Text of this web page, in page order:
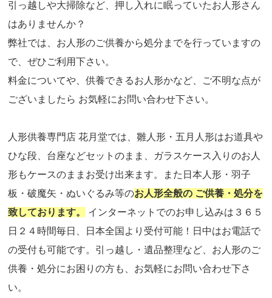
引っ越しや大掃除など、押し入れに眠っていたお人形さん
はありませんか？
弊社では、お人形のご供養から処分までを行っていますの
で、ぜひご利用下さい。
料金についてや、供養できるお人形かなど、ご不明な点が
ございましたら お気軽にお問い合わせ下さい。
人形供養専門店 花月堂では、雛人形・五月人形はお道具や
ひな段、台座などセットのまま、ガラスケース入りのお人
形もケースのままお受け出来ます。また日本人形・羽子
板・破魔矢・ぬいぐるみ等のお人形全般の ご供養・処分を
致しております。
インターネットでのお申し込みは３６５
日２４時間毎日、日本全国より受付可能！日中はお電話で
の受付も可能です。引っ越し・遺品整理など、お人形のご
供養・処分にお困りの方も、お気軽にお問い合わせ下さ
い。